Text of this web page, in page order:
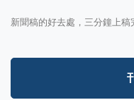
新聞稿的好去處，三分鐘上稿